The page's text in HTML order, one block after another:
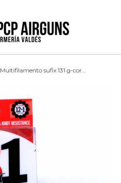
Multifilamento sufix 131 g-core x13 braid amarillo neon -150mts-